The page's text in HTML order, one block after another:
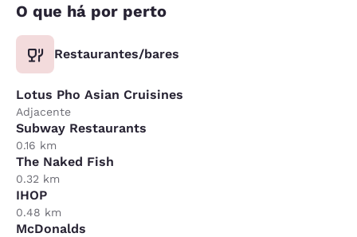
O que há por perto
Restaurantes/bares
Lotus Pho Asian Cruisines
Adjacente
Subway Restaurants
0.16 km
The Naked Fish
0.32 km
IHOP
0.48 km
McDonalds